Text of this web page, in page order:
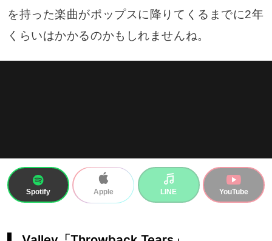
を持った楽曲がポップスに降りてくるまでに2年
くらいはかかるのかもしれませんね。
Spotify Apple LINE YouTube